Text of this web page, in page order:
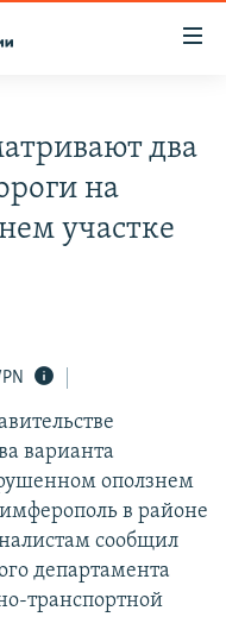
два
на
участке
варианта
оползнем
в районе
сообщил
департамента
транспортной